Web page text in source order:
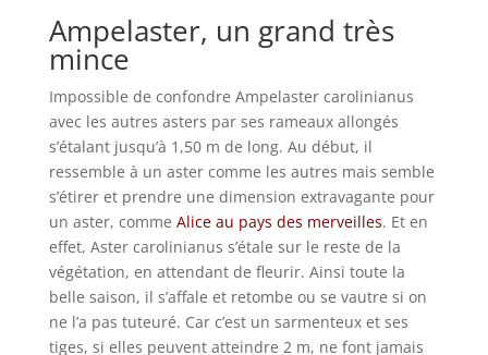
Ampelaster, un grand très
mince
Impossible de confondre Ampelaster carolinianus
avec les autres asters par ses rameaux allongés
s’étalant jusqu’à 1,50 m de long. Au début, il
ressemble à un aster comme les autres mais semble
s’étirer et prendre une dimension extravagante pour
un aster, comme Alice au pays des merveilles. Et en
effet, Aster carolinianus s’étale sur le reste de la
végétation, en attendant de fleurir. Ainsi toute la
belle saison, il s’affale et retombe ou se vautre si on
ne l’a pas tuteuré. Car c’est un sarmenteux et ses
tiges, si elles peuvent atteindre 2 m, ne font jamais